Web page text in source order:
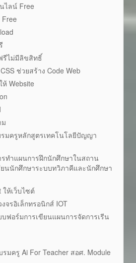
ไลน์ Free
รีไม่มีลิขสิทธิ์
ช่วยสร้าง Code Web
ห้ Website
รมครูหลักสูตรเทคโนโลยีปัญญา
รทำแผนการฝึกนักศึกษาในสถาน
นนักศึกษาระบบทวิภาคีและนักศึกษา
ห้เว็บไซต์
จรอิเล็กทรอนิกส์ IOT
ฟอร์มการเขียนแผนการจัดการเรีน
รมครู Ai For Teacher สอศ. Module